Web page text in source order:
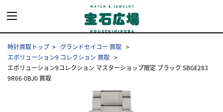
時計買取トップ
グランドセイコー 買取
エボリューション9 コレクション 買取
エボリューション9コレクション マスターショップ限定 ブラック SBGE283
9R66-0BJ0 買取